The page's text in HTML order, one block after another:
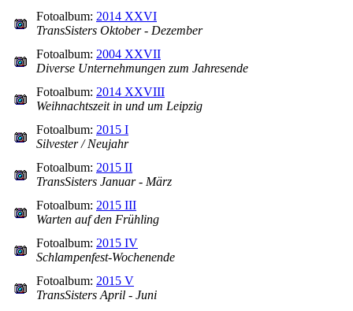
Fotoalbum: 2014 XXVI
TransSisters Oktober - Dezember
Fotoalbum: 2004 XXVII
Diverse Unternehmungen zum Jahresende
Fotoalbum: 2014 XXVIII
Weihnachtszeit in und um Leipzig
Fotoalbum: 2015 I
Silvester / Neujahr
Fotoalbum: 2015 II
TransSisters Januar - März
Fotoalbum: 2015 III
Warten auf den Frühling
Fotoalbum: 2015 IV
Schlampenfest-Wochenende
Fotoalbum: 2015 V
TransSisters April - Juni